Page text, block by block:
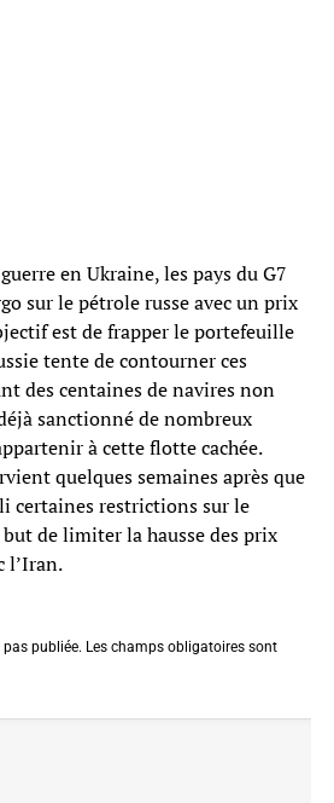
en Ukraine, les pays du G7
sur le pétrole russe avec un prix
est de frapper le portefeuille
tente de contourner ces
des centaines de navires non
sanctionné de nombreux
à cette flotte cachée.
quelques semaines après que
certaines restrictions sur le
de limiter la hausse des prix
l’Iran.
publiée. Les champs obligatoires sont